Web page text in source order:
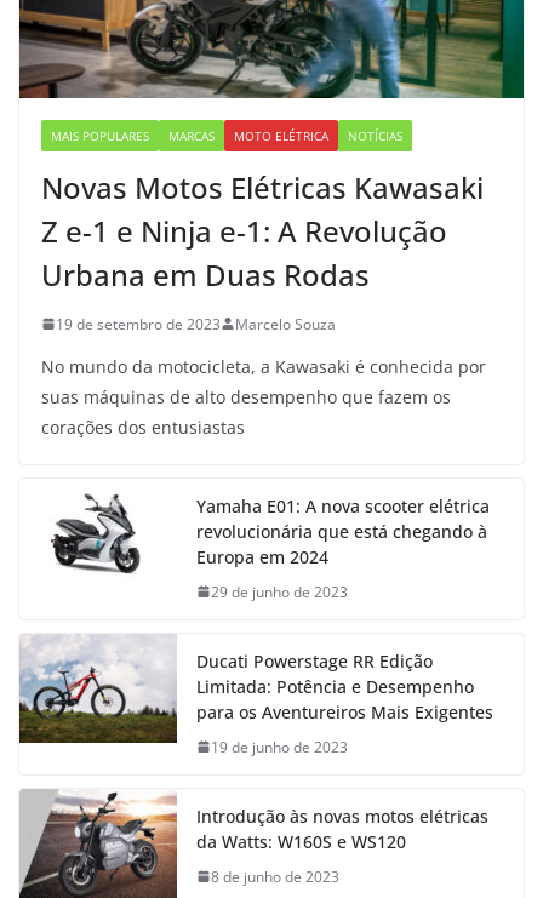
MAIS POPULARES MARCAS MOTO ELÉTRICA NOTÍCIAS
Novas Motos Elétricas Kawasaki
Z e-1 e Ninja e-1: A Revolução
Urbana em Duas Rodas
19 de setembro de 2023 Marcelo Souza
No mundo da motocicleta, a Kawasaki é conhecida por
suas máquinas de alto desempenho que fazem os
corações dos entusiastas
Yamaha E01: A nova scooter elétrica
revolucionária que está chegando à
Europa em 2024
29 de junho de 2023
Ducati Powerstage RR Edição
Limitada: Potência e Desempenho
para os Aventureiros Mais Exigentes
19 de junho de 2023
Introdução às novas motos elétricas
da Watts: W160S e WS120
8 de junho de 2023